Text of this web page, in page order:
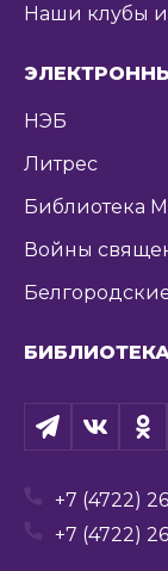
Наши клубы
НЭБ
Литрес
Библиотека
Войны
+7 (4722)
+7 (4722)